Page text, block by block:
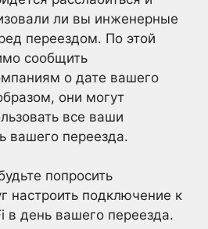
ли вы инженерные
переездом. По этой
сообщить
о дате вашего
они могут
все ваши
вашего переезда.
попросить
настроить подключение к
в день вашего переезда.